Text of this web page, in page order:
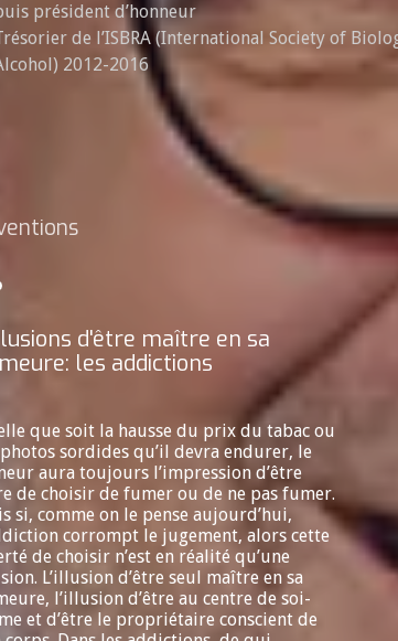
président d’honneur
de l’ISBRA (International Society of
2012-2016
d'être maître en sa
les addictions
que soit la hausse du prix du tabac ou
sordides qu’il devra endurer, le
aura toujours l’impression d’être
de choisir de fumer ou de ne pas fumer.
si, comme on le pense aujourd’hui,
corrompt le jugement, alors cette
de choisir n’est en réalité qu’une
L’illusion d’être seul maître en sa
l’illusion d’être au centre de soi-
et d’être le propriétaire conscient de